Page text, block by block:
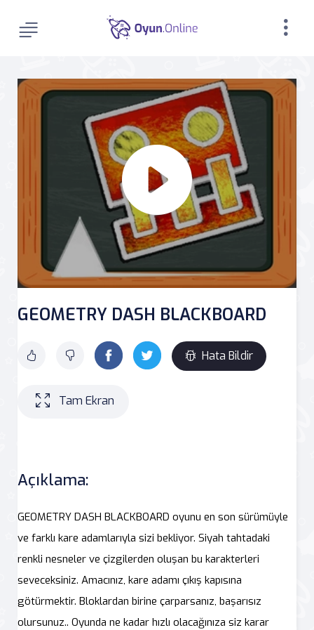
GEOMETRY DASH BLACKBOARD
Hata Bildir
Tam Ekran
Açıklama:
GEOMETRY DASH BLACKBOARD oyunu en son sürümüyle
ve farklı kare adamlarıyla sizi bekliyor. Siyah tahtadaki
renkli nesneler ve çizgilerden oluşan bu karakterleri
seveceksiniz. Amacınız, kare adamı çıkış kapısına
götürmektir. Bloklardan birine çarparsanız, başarısız
olursunuz.. Oyunda ne kadar hızlı olacağınıza siz karar